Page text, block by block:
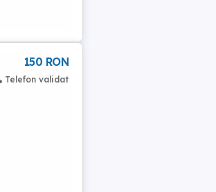
150 RON
Telefon validat